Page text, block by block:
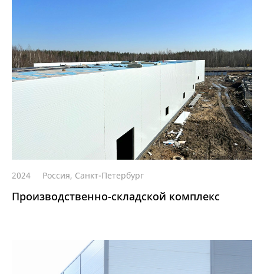
2024 Россия, Санкт-Петербург
Производственно-складской комплекс